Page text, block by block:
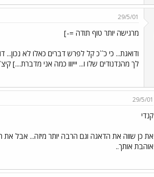
29/5/01
מרגישה יותר טוף תודה =-]
ודואגת... כי כ``כ קל לפרש דברים כאלו לא
לך מהנדנודים שלו ו... יייווו כמה אני מדברת....]
29/5/01
קנדי
את כן שווה את הדאגה וגם הרבה יותר מיזה... אבל
אוהבת אותך..